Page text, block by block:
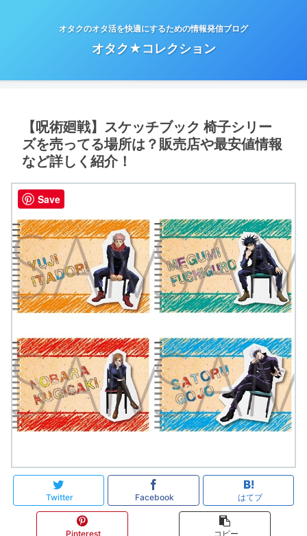
オタクのオタ活を快適にするための情報発信ブログ
オタク★コレクション
【呪術廻戦】スケッチブック 椅子シリー
ズを売ってる場所は？販売店や最安値情報
など詳しく紹介！
Twitter Facebook はてブ
Pinterest コピー
Save